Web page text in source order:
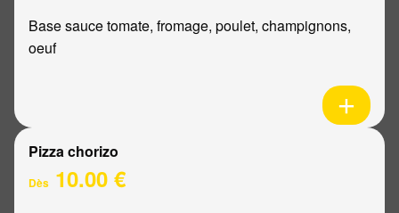
Base sauce tomate, fromage, poulet, champignons,
oeuf
Pizza chorizo
Dès 10.00 €